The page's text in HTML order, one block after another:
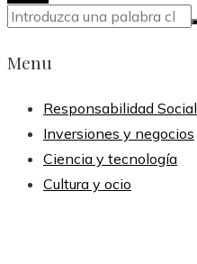
Menu
Responsabilidad Social
Inversiones y negocios
Ciencia y tecnología
Cultura y ocio